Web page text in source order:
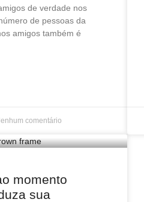
de verdade nos
de pessoas da
amigos também é
comentário
momento
sua